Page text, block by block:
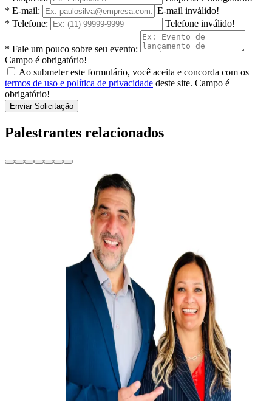
* E-mail:
E-mail inválido!
* Telefone:
Telefone inválido!
* Fale um pouco sobre seu evento:
Campo é obrigatório!
Ao submeter este formulário, você aceita e concorda com os
termos de uso e política de privacidade deste site. Campo é
obrigatório!
Enviar Solicitação
Palestrantes relacionados